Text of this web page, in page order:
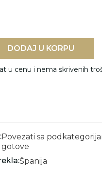
u cenu i nema skrivenih
Povezati sa
gotove
Španija